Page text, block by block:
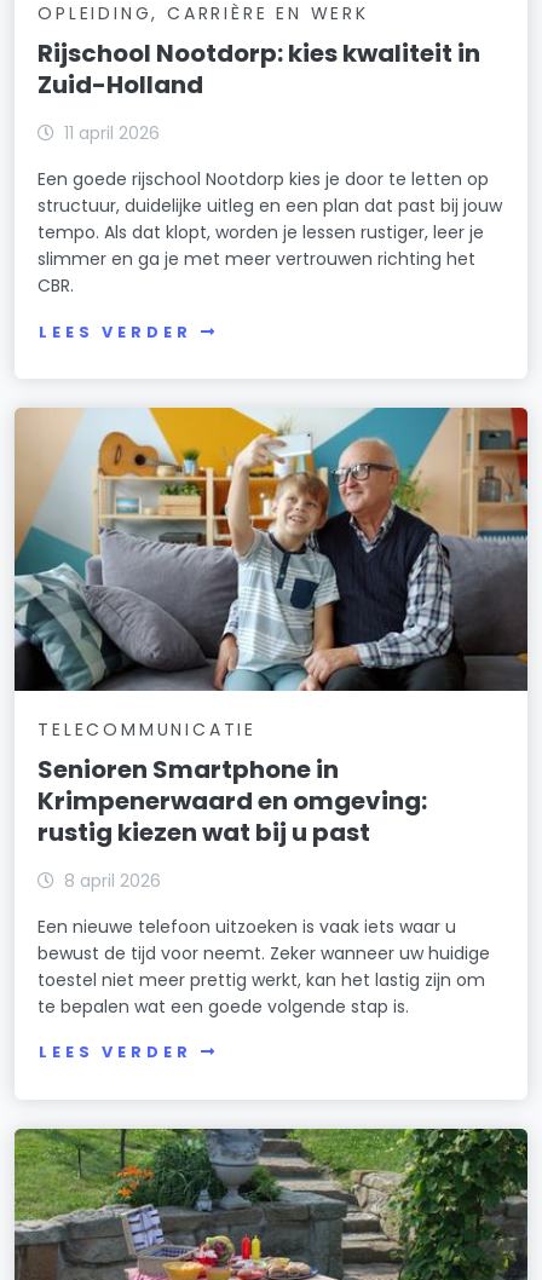
OPLEIDING, CARRIÈRE EN WERK
Rijschool Nootdorp: kies kwaliteit in
Zuid-Holland
11 april 2026
Een goede rijschool Nootdorp kies je door te letten op
structuur, duidelijke uitleg en een plan dat past bij jouw
tempo. Als dat klopt, worden je lessen rustiger, leer je
slimmer en ga je met meer vertrouwen richting het
CBR.
LEES VERDER
TELECOMMUNICATIE
Senioren Smartphone in
Krimpenerwaard en omgeving:
rustig kiezen wat bij u past
8 april 2026
Een nieuwe telefoon uitzoeken is vaak iets waar u
bewust de tijd voor neemt. Zeker wanneer uw huidige
toestel niet meer prettig werkt, kan het lastig zijn om
te bepalen wat een goede volgende stap is.
LEES VERDER